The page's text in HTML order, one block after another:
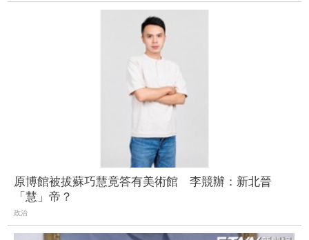
原博館被拔蘇巧慧竟答有美術館 李競辦：新北晉
「慧」帝？
政治